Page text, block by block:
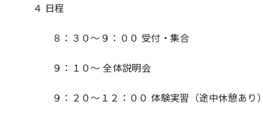
４ 日程
８：３０〜９：００ 受付・集合
９：１０〜 全体説明会
９：２０〜１２：００ 体験実習（途中休憩あり）